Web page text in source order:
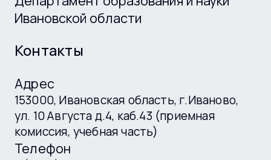
Ивановской области
Контакты
Адрес
153000, Ивановская область, г.Иваново,
ул. 10 Августа д.4, каб.43 (приемная
комиссия, учебная часть)
Телефон